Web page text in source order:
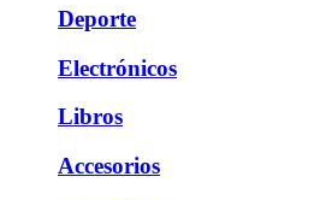
Deporte
Electrónicos
Libros
Accesorios